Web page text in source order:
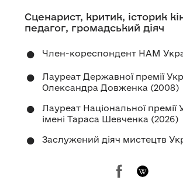
Сценарист, критик, історик
педагог, громадський діяч
Член-кореспондент НАМ
Лауреат Державної премії
Олександра Довженка (2008)
Лауреат Національної премії
імені Тараса Шевченка (2026)
Заслужений діяч мистецтв